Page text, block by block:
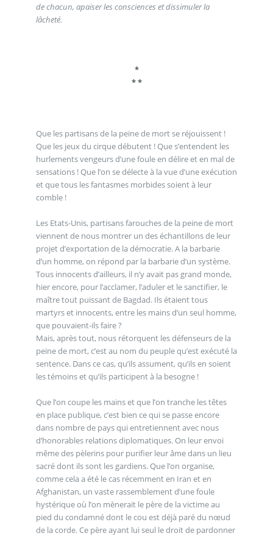
de chacun, apaiser les consciences et dissimuler la
lâcheté.
*
* *
Que les partisans de la peine de mort se réjouissent !
Que les jeux du cirque débutent ! Que s’entendent les
hurlements vengeurs d’une foule en délire et en mal de
sensations ! Que l’on se délecte à la vue d’une exécution
et que tous les fantasmes morbides soient à leur
comble !
Les Etats-Unis, partisans farouches de la peine de mort
viennent de nous montrer un des échantillons de leur
projet d’exportation de la démocratie. A la barbarie
d’un homme, on répond par la barbarie d’un système.
Tous innocents d’ailleurs, il n’y avait pas grand monde,
hier encore, pour l’acclamer, l’aduler et le sanctifier, le
maître tout puissant de Bagdad. Ils étaient tous
martyrs et innocents, entre les mains d’un seul homme,
que pouvaient-ils faire ?
Mais, après tout, nous rétorquent les défenseurs de la
peine de mort, c’est au nom du peuple qu’est exécuté la
sentence. Dans ce cas, qu’ils assument, qu’ils en soient
les témoins et qu’ils participent à la besogne !
Que l’on coupe les mains et que l’on tranche les têtes
en place publique, c’est bien ce qui se passe encore
dans nombre de pays qui entretiennent avec nous
d’honorables relations diplomatiques. On leur envoi
même des pèlerins pour purifier leur âme dans un lieu
sacré dont ils sont les gardiens. Que l’on organise,
comme cela a été le cas récemment en Iran et en
Afghanistan, un vaste rassemblement d’une foule
hystérique où l’on mènerait le père de la victime au
pied du condamné dont le cou est déjà paré du nœud
de la corde. Ce père ayant lui seul le droit de pardonner